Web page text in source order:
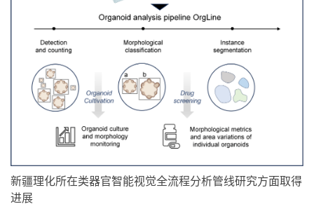
新疆理化所在类器官智能视觉全流程分析管线研究方面取得
进展